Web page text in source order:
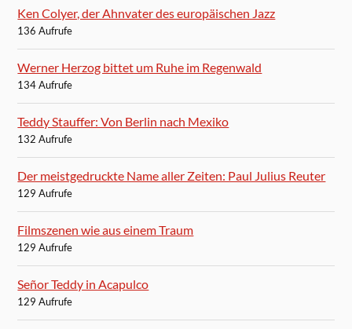
Ken Colyer, der Ahnvater des europäischen Jazz
136 Aufrufe
Werner Herzog bittet um Ruhe im Regenwald
134 Aufrufe
Teddy Stauffer: Von Berlin nach Mexiko
132 Aufrufe
Der meistgedruckte Name aller Zeiten: Paul Julius Reuter
129 Aufrufe
Filmszenen wie aus einem Traum
129 Aufrufe
Señor Teddy in Acapulco
129 Aufrufe